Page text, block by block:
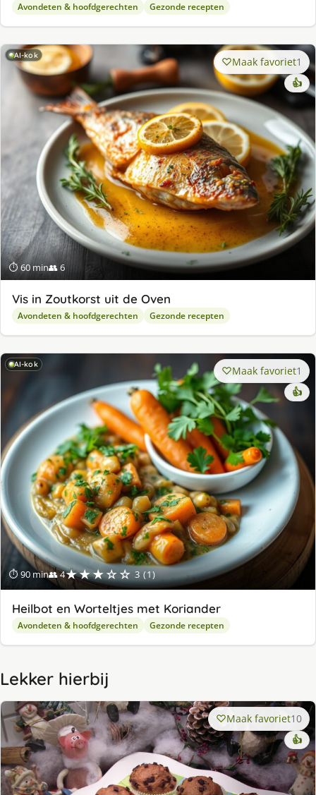
Avondeten & hoofdgerechten Gezonde recepten
AI-kok
⏱ 60 min👥 6
Maak favoriet1
👍
Vis in Zoutkorst uit de Oven
Avondeten & hoofdgerechten Gezonde recepten
AI-kok
⏱ 90 min👥 4★★★☆☆ 3 (1)
Maak favoriet1
👍
Heilbot en Worteltjes met Koriander
Avondeten & hoofdgerechten Gezonde recepten
Lekker hierbij
Maak favoriet10
👍